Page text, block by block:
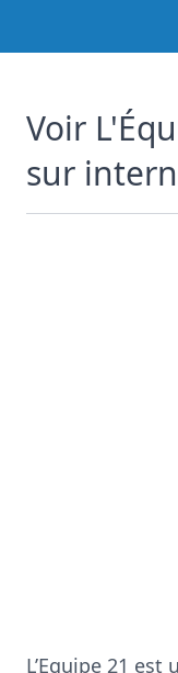
Voir
sur
L’Equipe 21